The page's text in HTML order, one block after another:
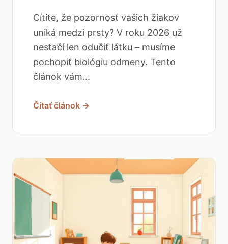
Cítite, že pozornosť vašich žiakov
uniká medzi prsty? V roku 2026 už
nestačí len odučiť látku – musíme
pochopiť biológiu odmeny. Tento
článok vám...
Čítať článok →